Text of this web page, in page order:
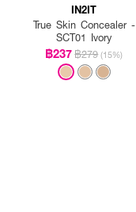
IN2IT
True Skin Concealer -
SCT01 Ivory
฿237฿279 (15%)